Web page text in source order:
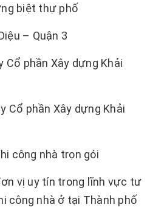
biệt thự phố
– Quận 3
phần Xây dựng Khải
Cổ phần Xây dựng Khải
công nhà trọn gói
vị uy tín trong lĩnh vực tư
công nhà ở tại Thành phố